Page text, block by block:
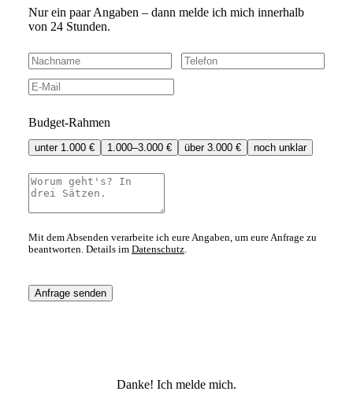
Nur ein paar Angaben – dann melde ich mich innerhalb
von 24 Stunden.
Budget-Rahmen
unter 1.000 € 1.000–3.000 € über 3.000 € noch unklar
Mit dem Absenden verarbeite ich eure Angaben, um eure Anfrage zu
beantworten. Details im Datenschutz.
Anfrage senden
Danke! Ich melde mich.